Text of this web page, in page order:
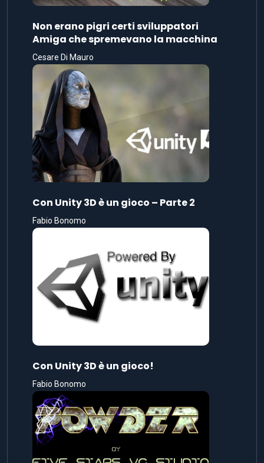
Non erano pigri certi sviluppatori
Amiga che spremevano la macchina
Cesare Di Mauro
Con Unity 3D è un gioco – Parte 2
Fabio Bonomo
Con Unity 3D è un gioco!
Fabio Bonomo